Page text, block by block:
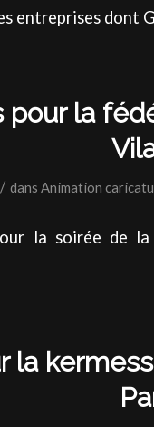
entreprises dont
pour la
/ dans Animation
la soirée de
la